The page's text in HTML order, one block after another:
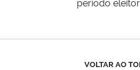
período
VOLTAR AO